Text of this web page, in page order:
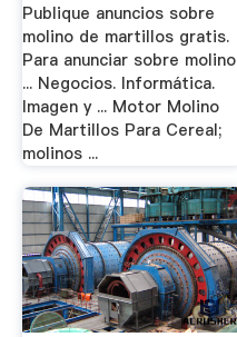
Publique anuncios sobre
molino de martillos gratis.
Para anunciar sobre molino
... Negocios. Informática.
Imagen y ... Motor Molino
De Martillos Para Cereal;
molinos ...